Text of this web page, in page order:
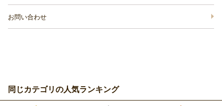
お問い合わせ
同じカテゴリの人気ランキング